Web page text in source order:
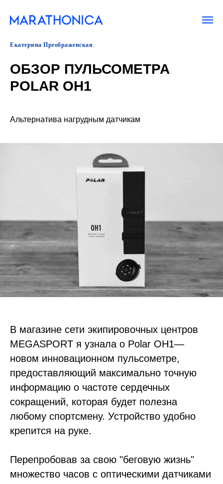
Екатерина Преображенская
ОБЗОР ПУЛЬСОМЕТРА
POLAR OH1
Альтернатива нагрудным датчикам
В магазине сети экипировочных центров
MEGASPORT я узнала о Polar OH1—
новом инновационном пульсометре,
предоставляющий максимально точную
информацию о частоте сердечных
сокращений, которая будет полезна
любому спортсмену. Устройство удобно
крепится на руке.
Перепробовав за свою "беговую жизнь"
множество часов с оптическими датчиками